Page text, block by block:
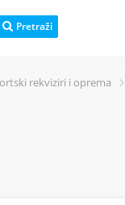
Pretraži
rekviziri i oprema